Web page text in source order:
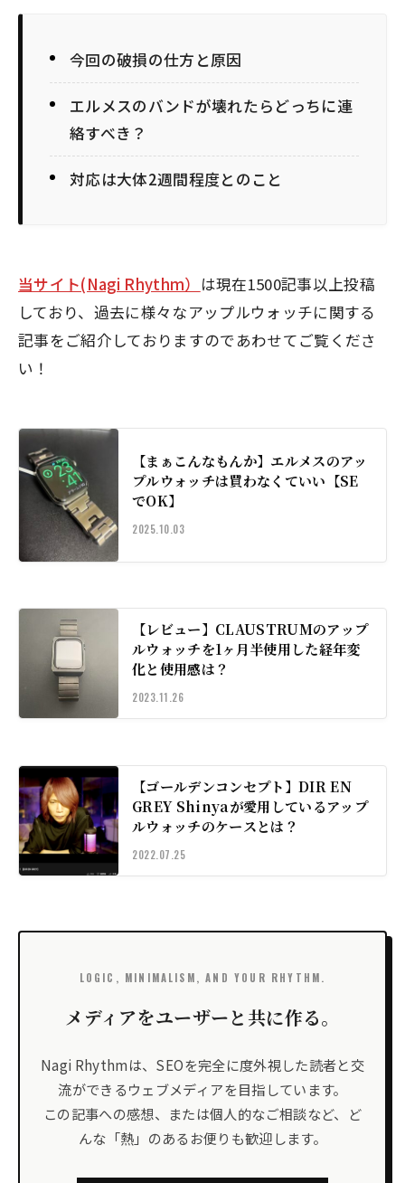
今回の破損の仕方と原因
エルメスのバンドが壊れたらどっちに連
絡すべき？
対応は大体2週間程度とのこと
当サイト(Nagi Rhythm） は現在1500記事以上投稿
しており、過去に様々なアップルウォッチに関する
記事をご紹介しておりますのであわせてご覧くださ
い！
【まぁこんなもんか】エルメスのアッ
プルウォッチは買わなくていい【SE
でOK】
2025.10.03
【レビュー】CLAUSTRUMのアップ
ルウォッチを1ヶ月半使用した経年変
化と使用感は？
2023.11.26
【ゴールデンコンセプト】DIR EN
GREY Shinyaが愛用しているアップ
ルウォッチのケースとは？
2022.07.25
LOGIC, MINIMALISM, AND YOUR RHYTHM.
メディアをユーザーと共に作る。
Nagi Rhythmは、SEOを完全に度外視した読者と交
流ができるウェブメディアを目指しています。
この記事への感想、または個人的なご相談など、ど
んな「熱」のあるお便りも歓迎します。